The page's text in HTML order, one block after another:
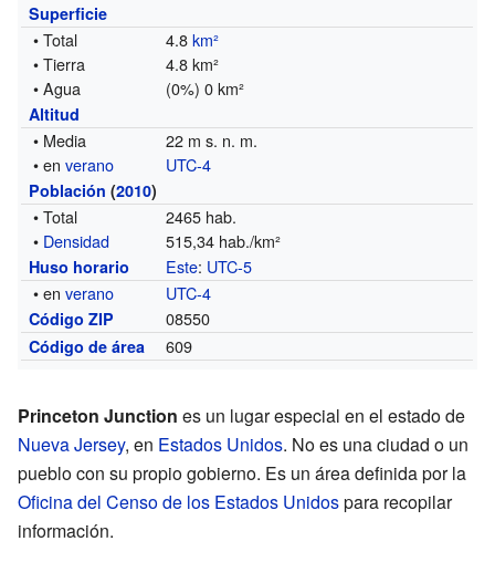
Superficie
• Total 4.8km²
• Tierra
4.8 km²
• Agua
(0%) 0 km²
Altitud
• Media
22 m s. n. m.
• enverano UTC-4
Población (2010)
• Total
2465 hab.
• Densidad 515,34 hab./km²
Huso horario Este: UTC-5
• enverano UTC-4
Código ZIP 08550
Código de área 609
Princeton Junction es un lugar especial en el estado de
Nueva Jersey, en Estados Unidos. No es una ciudad o un
pueblo con su propio gobierno. Es un área definida por la
Oficina del Censo de los Estados Unidospara recopilar
información.